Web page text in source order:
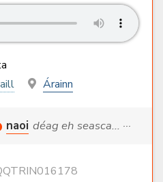
Árainn
naoi déag eh seasca... ···